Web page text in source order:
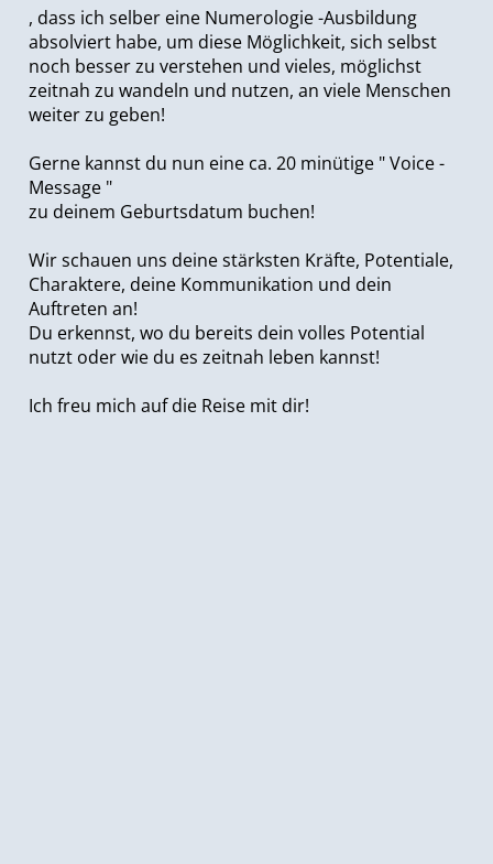
, dass ich selber eine Numerologie -Ausbildung
absolviert habe, um diese Möglichkeit, sich selbst
noch besser zu verstehen und vieles, möglichst
zeitnah zu wandeln und nutzen, an viele Menschen
weiter zu geben!
Gerne kannst du nun eine ca. 20 minütige " Voice -
Message "
zu deinem Geburtsdatum buchen!
Wir schauen uns deine stärksten Kräfte, Potentiale,
Charaktere, deine Kommunikation und dein
Auftreten an!
Du erkennst, wo du bereits dein volles Potential
nutzt oder wie du es zeitnah leben kannst!
Ich freu mich auf die Reise mit dir!